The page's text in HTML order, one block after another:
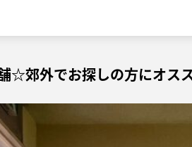
☆郊外でお探しの方にオス